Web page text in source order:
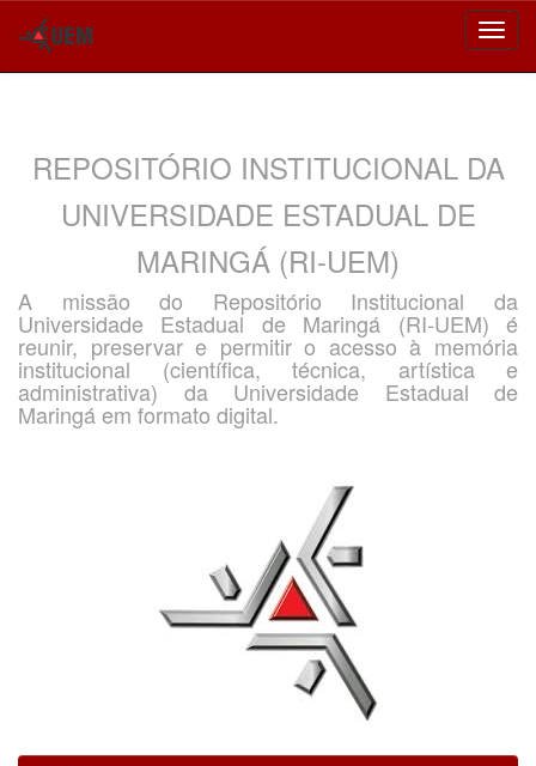
REPOSITÓRIO INSTITUCIONAL DA
UNIVERSIDADE ESTADUAL DE
MARINGÁ (RI-UEM)
A missão do Repositório Institucional da
Universidade Estadual de Maringá (RI-UEM) é
reunir, preservar e permitir o acesso à memória
institucional (científica, técnica, artística e
administrativa) da Universidade Estadual de
Maringá em formato digital.